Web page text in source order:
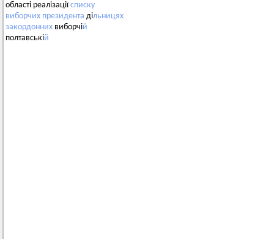
області реалізаціїсписку
виборчих президента дільницях
закордонних виборчій
полтавській